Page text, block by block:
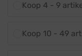
Koop 4 - 9
Koop 10 - 49